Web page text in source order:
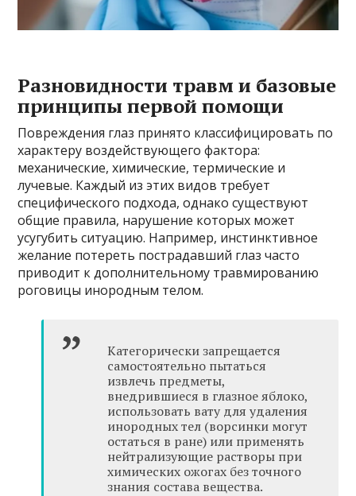
Разновидности травм и базовые
принципы первой помощи
Повреждения глаз принято классифицировать по
характеру воздействующего фактора:
механические, химические, термические и
лучевые. Каждый из этих видов требует
специфического подхода, однако существуют
общие правила, нарушение которых может
усугубить ситуацию. Например, инстинктивное
желание потереть пострадавший глаз часто
приводит к дополнительному травмированию
роговицы инородным телом.
Категорически запрещается
самостоятельно пытаться
извлечь предметы,
внедрившиеся в глазное яблоко,
использовать вату для удаления
инородных тел (ворсинки могут
остаться в ране) или применять
нейтрализующие растворы при
химических ожогах без точного
знания состава вещества.